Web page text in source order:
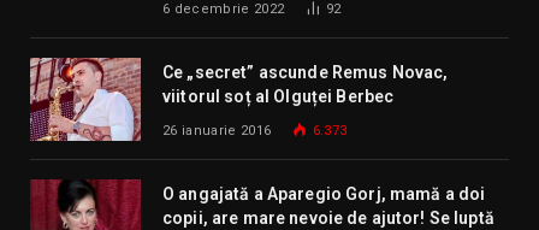
6 decembrie 2022 92
Ce „secret” ascunde Remus Novac,
viitorul soț al Olguței Berbec
26 ianuarie 2016 6.373
O angajată a Aparegio Gorj, mamă a doi
copii, are mare nevoie de ajutor! Se luptă